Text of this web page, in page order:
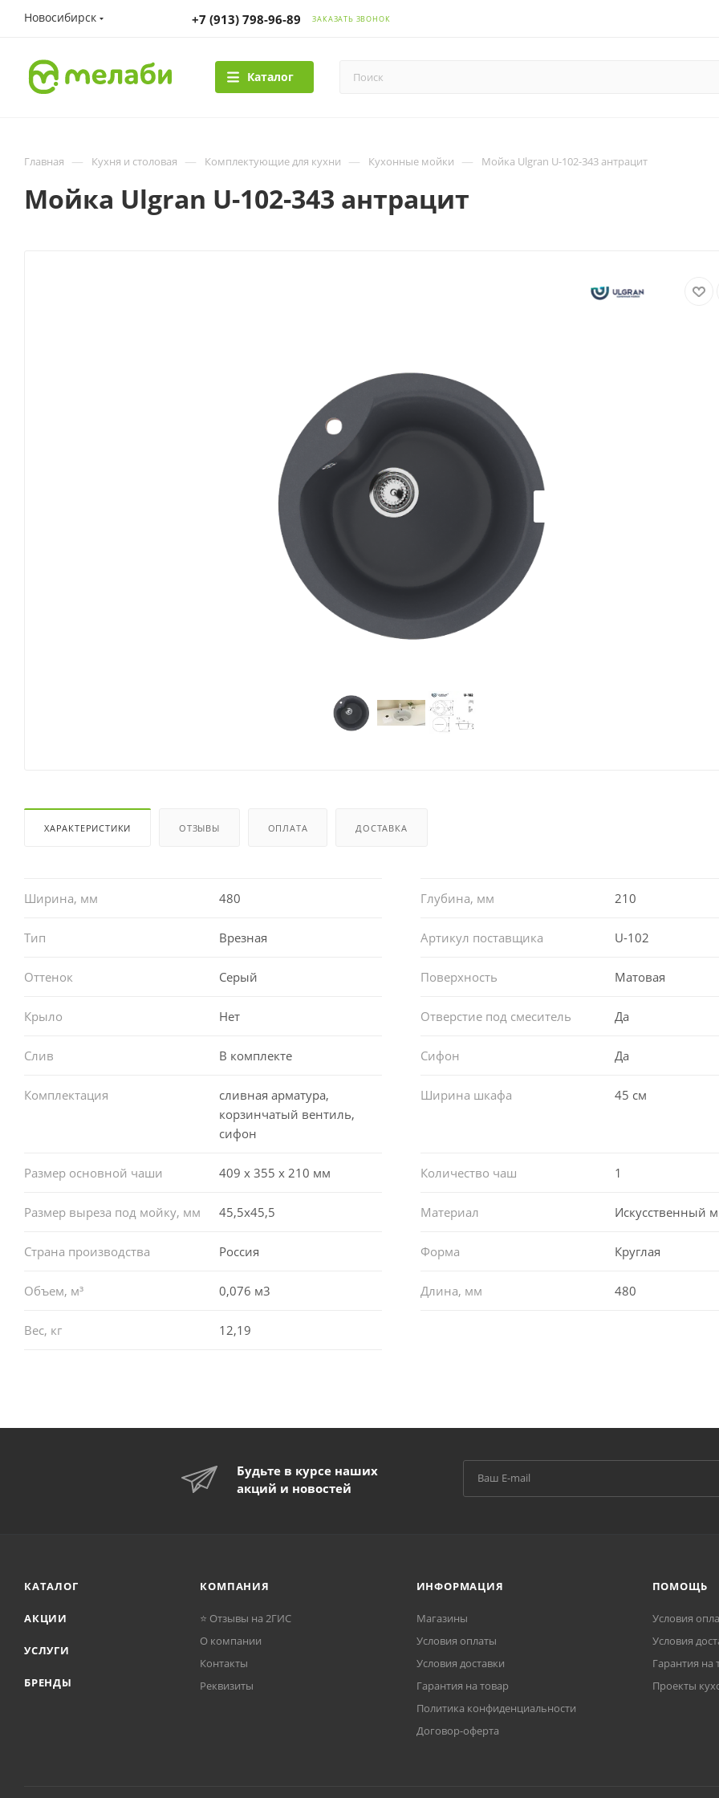
Новосибирск +7 (913) 798-96-89 ЗАКАЗАТЬ ЗВОНОК
Каталог
Главная — Кухня и столовая — Комплектующие для кухни — Кухонные мойки — Мойка Ulgran U-102-343 антрацит
Мойка Ulgran U-102-343 антрацит
ХАРАКТЕРИСТИКИ ОТЗЫВЫ ОПЛАТА ДОСТАВКА
Ширина, мм 480 Глубина, мм 210
Тип Врезная Артикул поставщика U-102
Оттенок Серый Поверхность Матовая
Крыло Нет Отверстие под смеситель Да
Слив В комплекте Сифон Да
Комплектация
сливная арматура,
корзинчатый вентиль,
сифон
Ширина шкафа 45 см
Размер основной чаши 409 х 355 х 210 мм Количество чаш 1
Размер выреза под мойку, мм 45,5x45,5 Материал Искусственный
Страна производства Россия Форма Круглая
Объем, м³ 0,076 м3 Длина, мм 480
Вес, кг 12,19
Будьте в курсе наших
акций и новостей
КАТАЛОГ
АКЦИИ
УСЛУГИ
БРЕНДЫ
КОМПАНИЯ
⭐ Отзывы на 2ГИС
О компании
Контакты
Реквизиты
ИНФОРМАЦИЯ
Магазины
Условия оплаты
Условия доставки
Гарантия на товар
Политика конфиденциальности
Договор-оферта
ПОМОЩЬ
Условия
Условия
Гарантия на
Проекты